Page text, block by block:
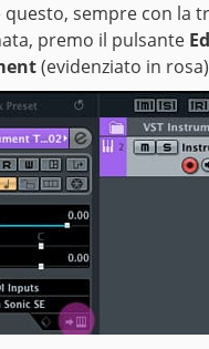
questo, sempre con la
premo il pulsante
(evidenziato in